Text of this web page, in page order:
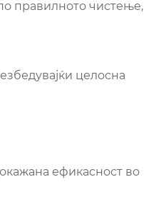
правилното чистење,
целосна
ефикасност во